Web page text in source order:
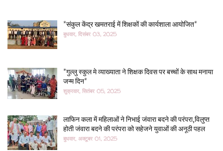
*संकुल केंद्र खमतराई में शिक्षकों की कार्यशाला आयोजित*
बुधवार, दिसंबर 03, 2025
*गुल्लु स्कुल मे व्याख्याता ने शिक्षक दिवस पर बच्चों के साथ मनाया
जन्म दिन*
शुक्रवार, सितंबर 05, 2025
लाफिन कला में महिलाओं ने निभाई जंवारा बदने की परंपरा,विलुप्त
होती जंवारा बदने की परंपरा को सहेजने युवाओं की अनूठी पहल
बुधवार, अक्टूबर 01, 2025